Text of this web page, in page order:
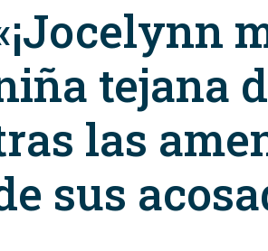
tejana
las
sus